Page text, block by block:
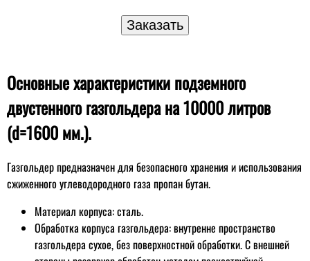
Основные характеристики подземного
двустенного газгольдера на 10000 литров
(d=1600 мм.).
Газгольдер предназначен для безопасного хранения и использования
сжиженного углеводородного газа пропан бутан.
Материал корпуса: сталь.
Обработка корпуса газгольдера: внутренне пространство
газгольдера сухое, без поверхностной обработки. С внешней